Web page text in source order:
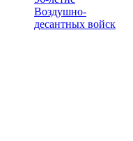
Воздушно-
десантных войск